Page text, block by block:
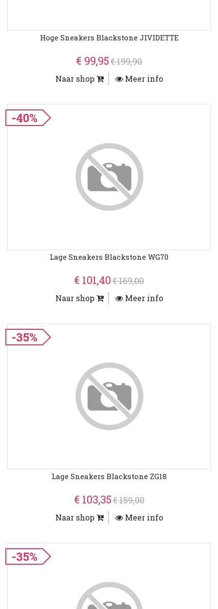
Hoge Sneakers Blackstone JIVIDETTE
€ 99,95€ 199,90
Naar shop Meer info
-40%
Lage Sneakers Blackstone WG70
€ 101,40€ 169,00
Naar shop Meer info
-35%
Lage Sneakers Blackstone ZG18
€ 103,35€ 159,00
Naar shop Meer info
-35%